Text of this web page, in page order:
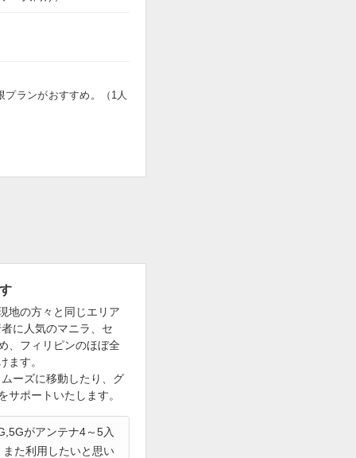
ランがおすすめ。（1人
地の方々と同じエリア
に人気のマニラ、セ
、フィリピンのほぼ全
ます。
ーズに移動したり、グ
サポートいたします。
がアンテナ4～5入
た利用したいと思い